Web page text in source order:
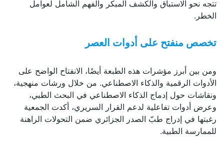
تتجه نحو الاستباق والكشف المبكر والفهم الشامل لعوامل
الخطر.
تخصص منفتح على أدوات العصر
ومن بين أبرز مؤشرات هذه الطبعة أيضًا، الانفتاح الواضح على
الأدوات الرقمية والذكاء الاصطناعي. من خلال ورشات منهجية،
ونقاشات حول إدماج الذكاء الاصطناعي في البحث الطبي،
وعرض أدوات تفاعلية لدعم القرار السريري، أكدت الجمعية
رغبتها في إدراج طبّ الصدر الجزائري ضمن التحولات الراهنة
للممارسة الطبية.